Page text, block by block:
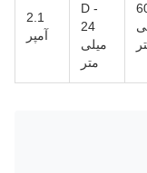
D -
24
میلی
متر
2.1
آمپر